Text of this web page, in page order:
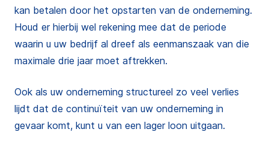
kan betalen door het opstarten van de onderneming.
Houd er hierbij wel rekening mee dat de periode
waarin u uw bedrijf al dreef als eenmanszaak van die
maximale drie jaar moet aftrekken.
Ook als uw onderneming structureel zo veel verlies
lijdt dat de continuïteit van uw onderneming in
gevaar komt, kunt u van een lager loon uitgaan.